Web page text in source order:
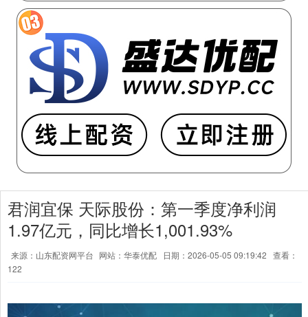
君润宜保 天际股份：第一季度净利润
1.97亿元，同比增长1,001.93%
来源：山东配资网平台 网站：华泰优配 日期：2026-05-05 09:19:42 查看：
122